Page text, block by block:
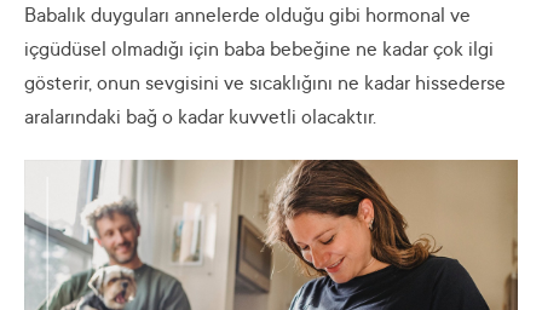
Babalık duyguları annelerde olduğu gibi hormonal ve
içgüdüsel olmadığı için baba bebeğine ne kadar çok ilgi
gösterir, onun sevgisini ve sıcaklığını ne kadar hissederse
aralarındaki bağ o kadar kuvvetli olacaktır.